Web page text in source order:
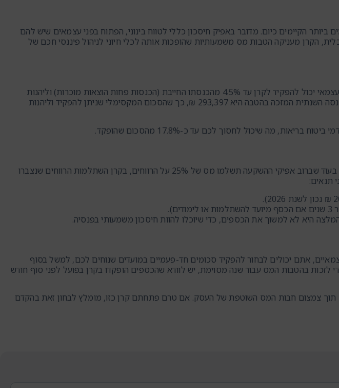
הקיימים כיום. מדובר באפיק חיסכון כללי לטווח בינוני, הפתוח בפני עצמאים שיש להם
הקרן מעניקה הטבות מס משמעותיות שהופכות אותה לכלי חיוני לניהול פיננסי חכם של
היתרון הראשון הוא שההפקדות לקרן מוכרות כהוצאה מוכרת. עצמאי יכול להפקיד לקרן עד 4.5% מהכנסתו החייבת (הכנסות פחות הוצאות מוכרות) וליהנות
מהפחתה בתשלום מס ההכנסה. נכון לשנת 2026, תקרת ההכנסה השנתית המזכה בהטבה היא 293,397 ₪, כך שהסכום המקסימלי שניתן להפקיד וליהנות
מה שיכול לחסוך לכם עד כ-17.8% מהסכום שהופקד.
היתרון השני, והמשמעותי לא פחות, הוא הפטור ממס רווחי הון. בעוד שברוב אפיקי ההשקעה תשלמו מס של 25% על הרווחים, בקרן השתלמות הרווחים שנצברו
תנאים:
היא לא למשוך את הכספים, כדי שיוכלו להוות חיסכון משמעותי בפנסיה.
אתם יכולים לבחור להפקיד סכומים חד-פעמיים במועדים שנוחים לכם, למשל בסוף
לזכות בהטבות המס עבור שנה מסוימת, יש לוודא שהכספים הופקדו בקרן בפועל לפני סוף חודש
תוך צמצום חבות המס השוטפת של העסק. אם טרם פתחתם קרן כזו, מומלץ לבחון זאת בהקדם